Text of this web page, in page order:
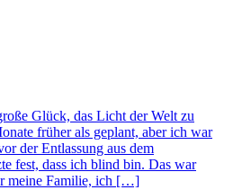
Glück, das Licht der Welt zu
früher als geplant, aber ich war
der Entlassung aus dem
fest, dass ich blind bin. Das war
meine Familie, ich […]